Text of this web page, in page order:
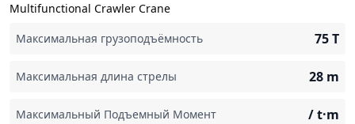
Multifunctional Crawler Crane
Максимальная грузоподъёмность
75T
Максимальная длина стрелы 28 m
Максимальный Подъемный Момент /t·m